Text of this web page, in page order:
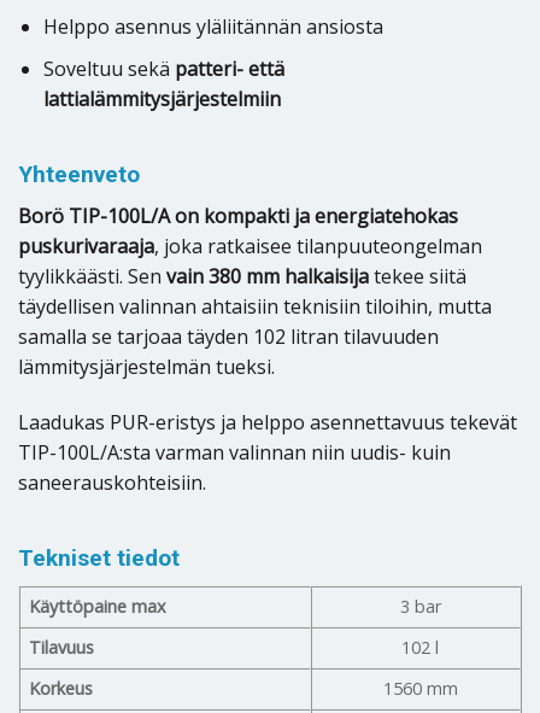
Helppo asennus yläliitännän ansiosta
Soveltuu sekä patteri- että
lattialämmitysjärjestelmiin
Yhteenveto
Borö TIP-100L/A on kompakti ja energiatehokas
puskurivaraaja, joka ratkaisee tilanpuuteongelman
tyylikkäästi. Sen vain 380 mm halkaisijatekee siitä
täydellisen valinnan ahtaisiin teknisiin tiloihin, mutta
samalla se tarjoaa täyden 102 litran tilavuuden
lämmitysjärjestelmän tueksi.
Laadukas PUR-eristys ja helppo asennettavuus tekevät
TIP-100L/A:sta varman valinnan niin uudis- kuin
saneerauskohteisiin.
Tekniset tiedot
Käyttöpaine max
3 bar
Tilavuus
102 l
Korkeus
1560 mm